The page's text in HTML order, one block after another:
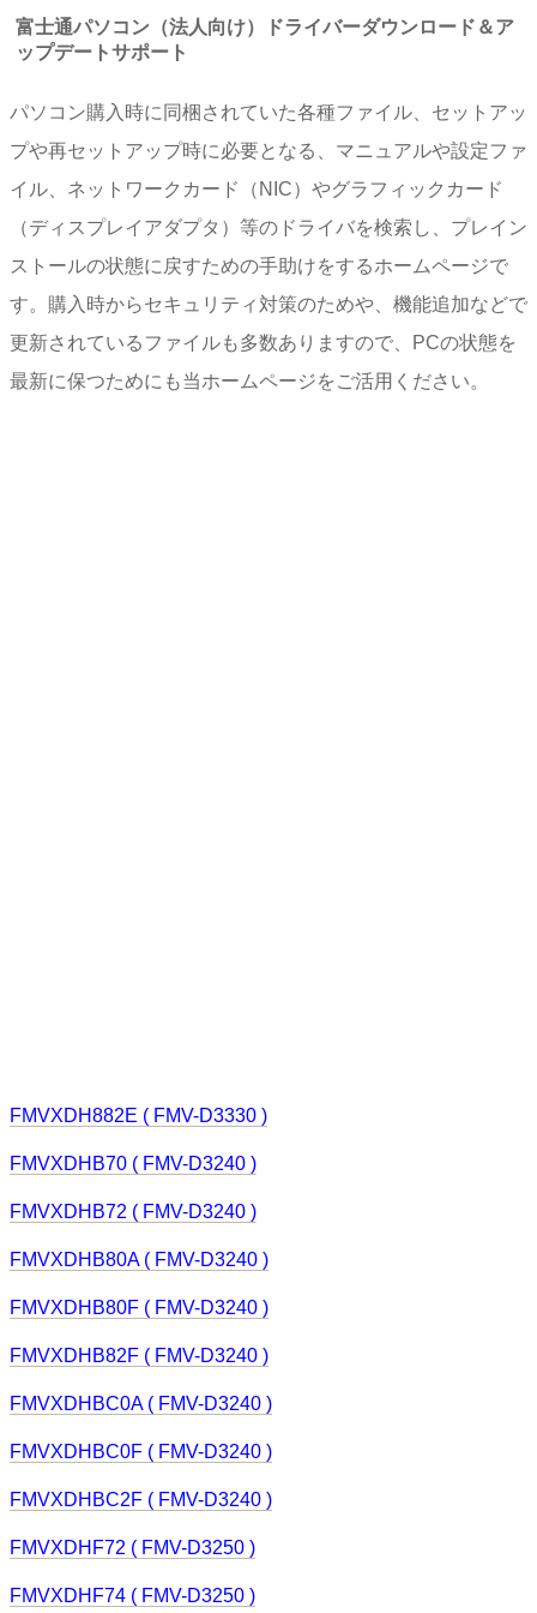
富士通パソコン（法人向け）ドライバーダウンロード＆ア
ップデートサポート
パソコン購入時に同梱されていた各種ファイル、セットアッ
プや再セットアップ時に必要となる、マニュアルや設定ファ
イル、ネットワークカード（NIC）やグラフィックカード
（ディスプレイアダプタ）等のドライバを検索し、プレイン
ストールの状態に戻すための手助けをするホームページで
す。購入時からセキュリティ対策のためや、機能追加などで
更新されているファイルも多数ありますので、PCの状態を
最新に保つためにも当ホームページをご活用ください。
FMVXDH882E ( FMV-D3330 )
FMVXDHB70 ( FMV-D3240 )
FMVXDHB72 ( FMV-D3240 )
FMVXDHB80A ( FMV-D3240 )
FMVXDHB80F ( FMV-D3240 )
FMVXDHB82F ( FMV-D3240 )
FMVXDHBC0A ( FMV-D3240 )
FMVXDHBC0F ( FMV-D3240 )
FMVXDHBC2F ( FMV-D3240 )
FMVXDHF72 ( FMV-D3250 )
FMVXDHF74 ( FMV-D3250 )